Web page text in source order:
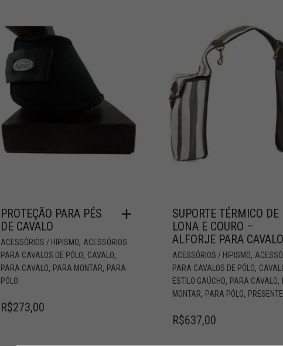
PROTEÇÃO PARA PÉS
DE CAVALO
ACESSÓRIOS / HIPISMO, ACESSÓRIOS
PARA CAVALOS DE PÓLO, CAVALO,
PARA CAVALO, PARA MONTAR, PARA
PÓLO
R$273,00
SUPORTE TÉRMICO DE
LONA E COURO –
ALFORJE PARA CAVALO
ACESSÓRIOS / HIPISMO,
PARA CAVALOS DE PÓLO,
ESTILO GAÚCHO, PARA CAVALO,
MONTAR, PARA PÓLO,
R$637,00